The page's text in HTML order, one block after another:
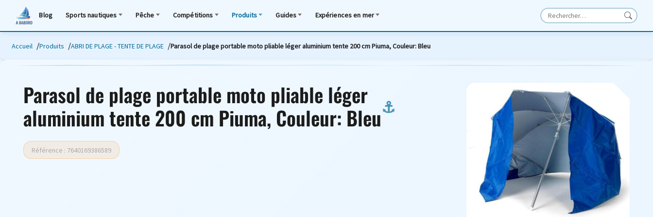
Blog Sports nautiques Pêche Compétitions Produits Guides Expériences en mer
Accueil Produits ABRI DE PLAGE - TENTE DE PLAGE Parasol de plage portable moto pliable léger aluminium tente 200 cm Piuma, Couleur: Bleu
Parasol de plage portable moto pliable léger
aluminium tente 200 cm Piuma, Couleur: Bleu
Référence : 7640169386589